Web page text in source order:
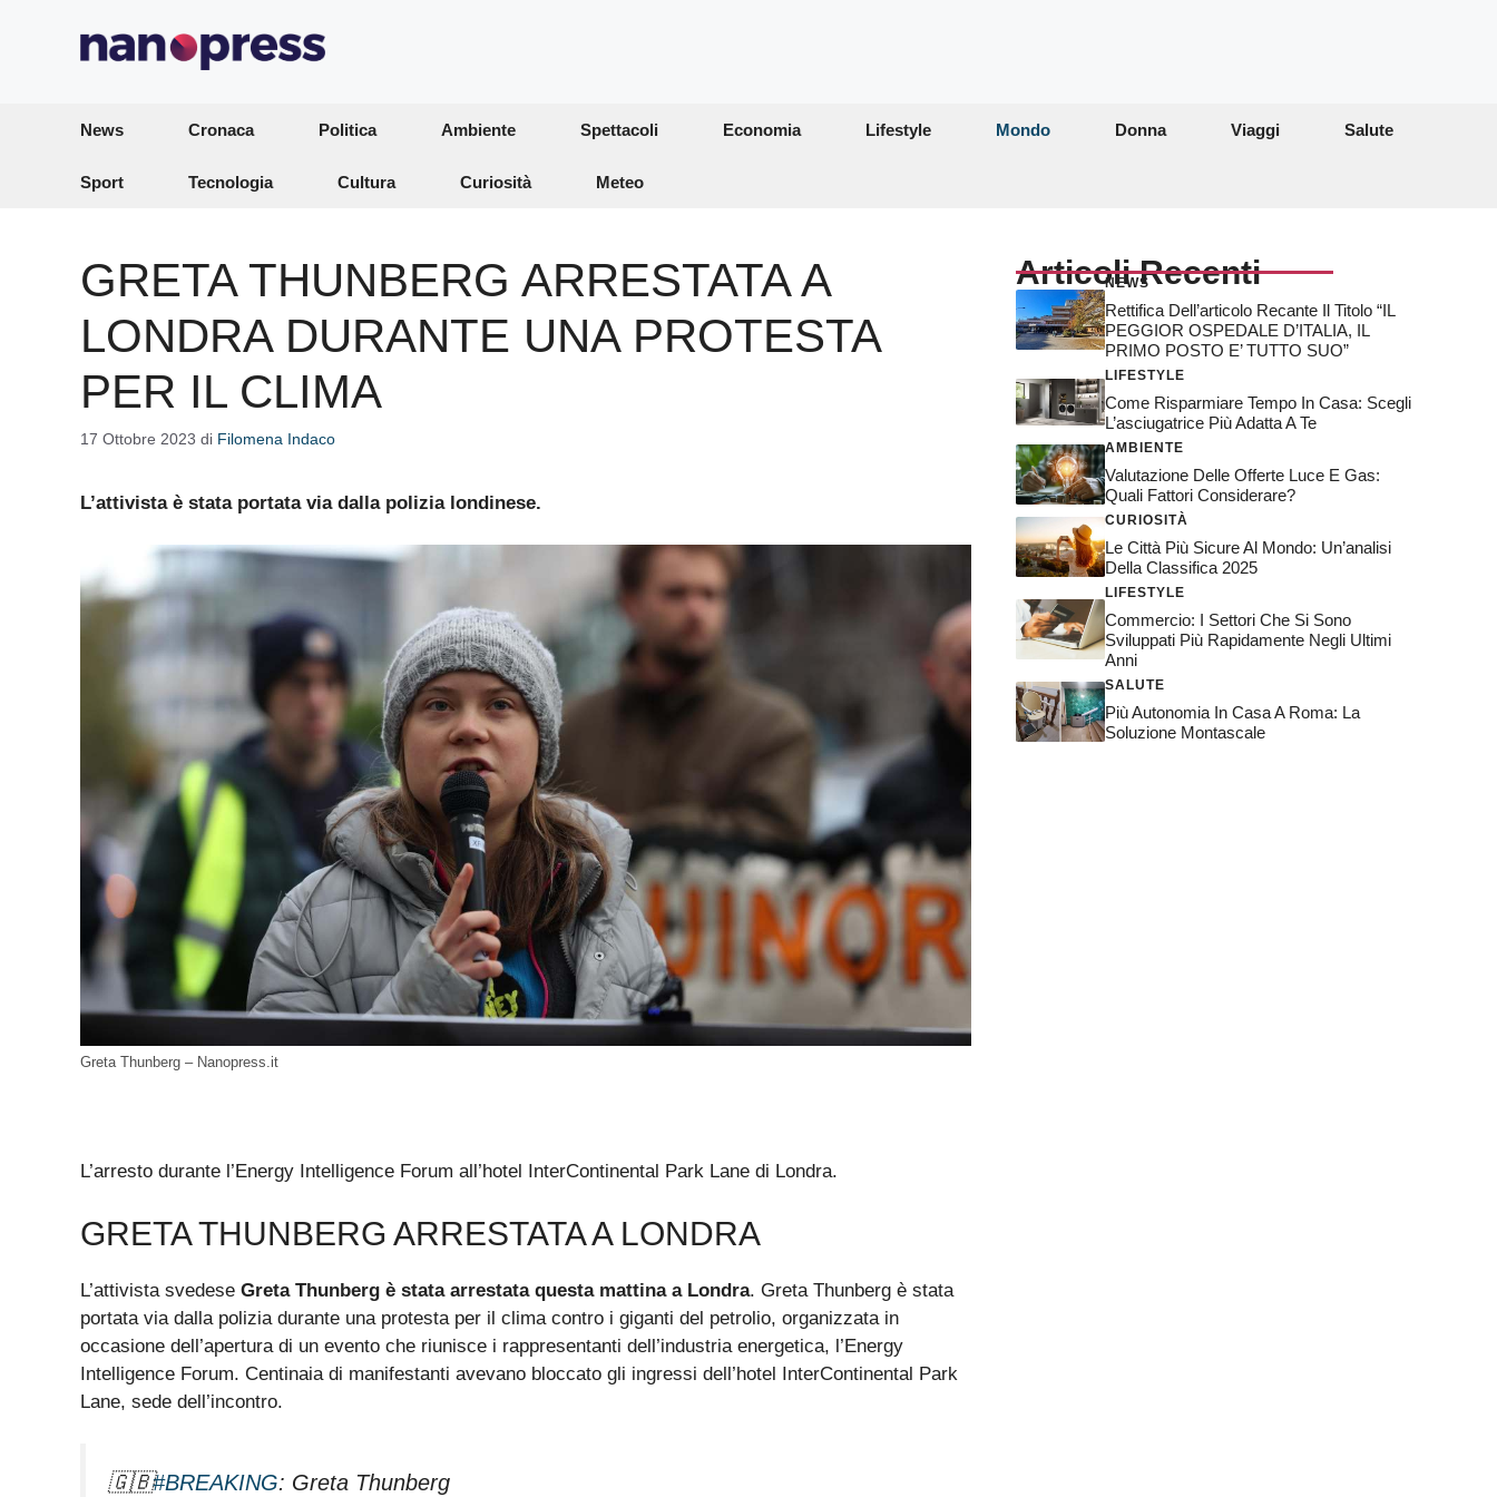
News Cronaca Politica Ambiente Spettacoli Economia Lifestyle Mondo Donna Viaggi Salute
Sport Tecnologia Cultura Curiosità Meteo
GRETA THUNBERG ARRESTATA A
LONDRA DURANTE UNA PROTESTA
PER IL CLIMA
17 Ottobre 2023 di Filomena Indaco
L’attivista è stata portata via dalla polizia londinese.
Greta Thunberg – Nanopress.it
L’arresto durante l’Energy Intelligence Forum all’hotel InterContinental Park Lane di Londra.
GRETA THUNBERG ARRESTATA A LONDRA
L’attivista svedese Greta Thunberg è stata arrestata questa mattina a Londra. Greta Thunberg è stata
portata via dalla polizia durante una protesta per il clima contro i giganti del petrolio, organizzata in
occasione dell’apertura di un evento che riunisce i rappresentanti dell’industria energetica, l’Energy
Intelligence Forum. Centinaia di manifestanti avevano bloccato gli ingressi dell’hotel InterContinental Park
Lane, sede dell’incontro.
🇬🇧#BREAKING: Greta Thunberg
Articoli Recenti
NEWS
Rettifica Dell’articolo Recante Il Titolo “IL
PEGGIOR OSPEDALE D’ITALIA, IL
PRIMO POSTO E’ TUTTO SUO”
LIFESTYLE
Come Risparmiare Tempo In Casa: Scegli
L’asciugatrice Più Adatta A Te
AMBIENTE
Valutazione Delle Offerte Luce E Gas:
Quali Fattori Considerare?
CURIOSITÀ
Le Città Più Sicure Al Mondo: Un’analisi
Della Classifica 2025
LIFESTYLE
Commercio: I Settori Che Si Sono
Sviluppati Più Rapidamente Negli Ultimi
Anni
SALUTE
Più Autonomia In Casa A Roma: La
Soluzione Montascale